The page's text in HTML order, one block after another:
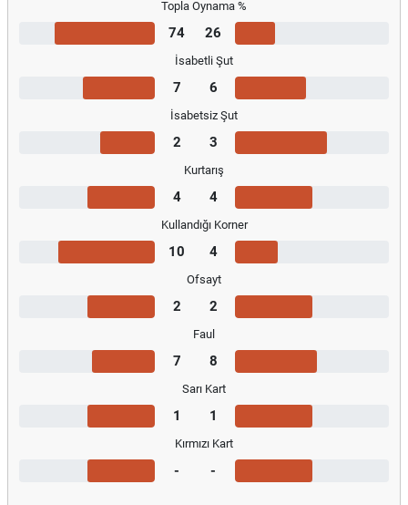
Topla Oynama %
74 26
İsabetli Şut
7 6
İsabetsiz Şut
2 3
Kurtarış
4 4
Kullandığı Korner
10 4
Ofsayt
2 2
Faul
7 8
Sarı Kart
1 1
Kırmızı Kart
- -